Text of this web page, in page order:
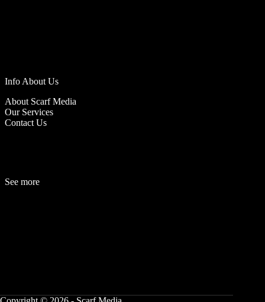
Info About Us
About Scarf Media
Our Services
Contact Us
See more